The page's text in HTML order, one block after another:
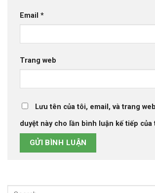
Email *
Trang web
Lưu tên của tôi, email, và trang
duyệt này cho lần bình luận kế tiếp của